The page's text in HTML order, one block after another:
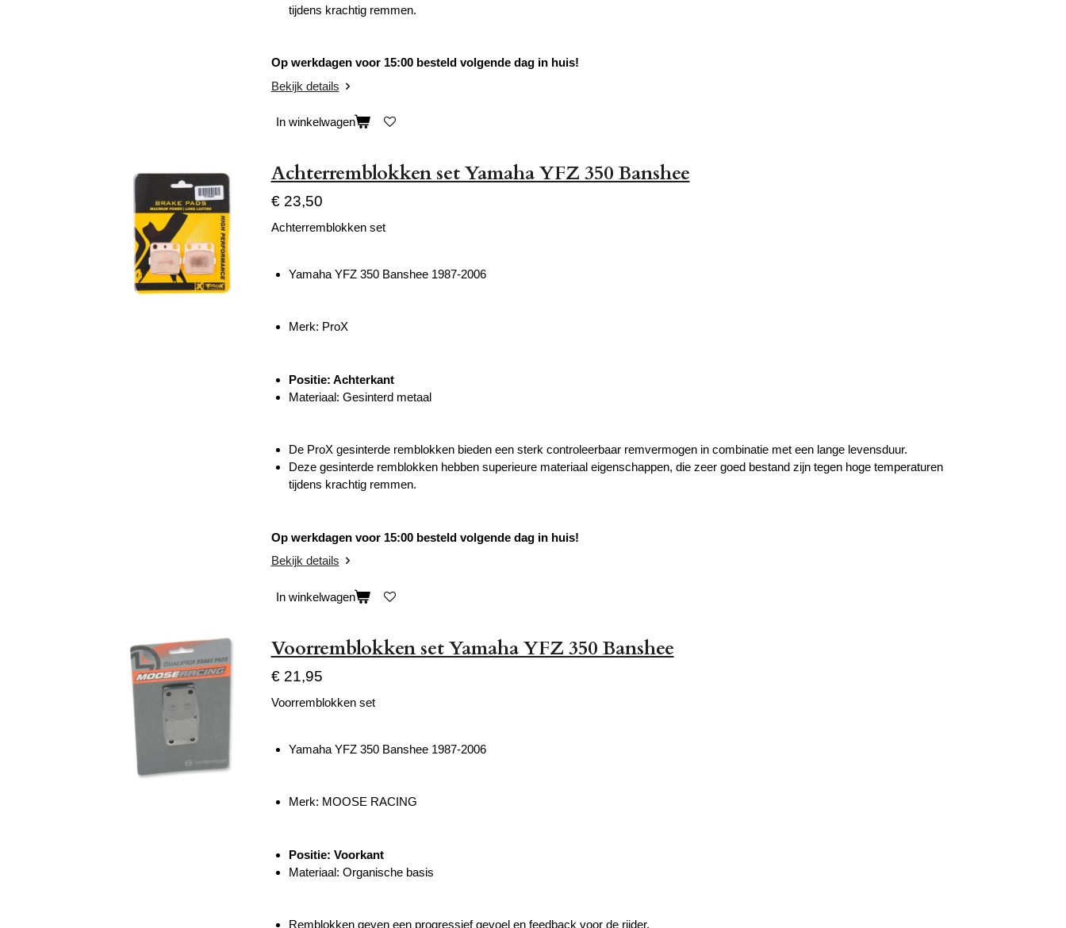
tijdens krachtig remmen.
Op werkdagen voor 15:00 besteld volgende dag in huis!
Bekijk details
In winkelwagen
Achterremblokken set Yamaha YFZ 350 Banshee
€ 23,50
Achterremblokken set
Yamaha YFZ 350 Banshee 1987-2006
Merk: ProX
Positie: Achterkant
Materiaal: Gesinterd metaal
De ProX gesinterde remblokken bieden een sterk controleerbaar remvermogen in combinatie met een lange levensduur.
Deze gesinterde remblokken hebben superieure materiaal eigenschappen, die zeer goed bestand zijn tegen hoge temperaturen
tijdens krachtig remmen.
Op werkdagen voor 15:00 besteld volgende dag in huis!
Bekijk details
In winkelwagen
Voorremblokken set Yamaha YFZ 350 Banshee
€ 21,95
Voorremblokken set
Yamaha YFZ 350 Banshee 1987-2006
Merk: MOOSE RACING
Positie: Voorkant
Materiaal: Organische basis
Remblokken geven een progressief gevoel en feedback voor de rijder.